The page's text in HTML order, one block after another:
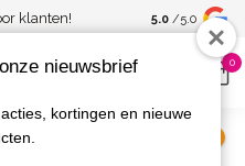
klanten! Spaar voor
kortingen
5.0 /5.0
0
nieuwsbrief
kortingen en nieuwe